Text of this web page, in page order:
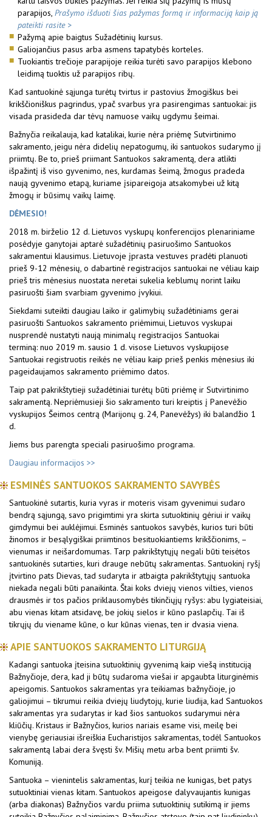
parapijos, Prašymo išduoti šias pažymas formą ir informaciją kaip ją
pateikti rasite >
Pažymą apie baigtus Sužadėtinių kursus.
Galiojančius pasus arba asmens tapatybės korteles.
Tuokiantis trečioje parapijoje reikia turėti savo parapijos klebono
leidimą tuoktis už parapijos ribų.
Kad santuokinė sąjunga turėtų tvirtus ir pastovius žmogiškus bei
krikščioniškus pagrindus, ypač svarbus yra pasirengimas santuokai: jis
visada prasideda dar tėvų namuose vaikų ugdymu šeimai.
Bažnyčia reikalauja, kad katalikai, kurie nėra priėmę Sutvirtinimo
sakramento, jeigu nėra didelių nepatogumų, iki santuokos sudarymo jį
priimtų. Be to, prieš priimant Santuokos sakramentą, dera atlikti
išpažintį iš viso gyvenimo, nes, kurdamas šeimą, žmogus pradeda
naują gyvenimo etapą, kuriame įsipareigoja atsakomybei už kitą
žmogų ir būsimų vaikų laimę.
DĖMESIO!
2018 m. birželio 12 d. Lietuvos vyskupų konferencijos plenariniame
posėdyje ganytojai aptarė sužadėtinių pasiruošimo Santuokos
sakramentui klausimus. Lietuvoje įprasta vestuves pradėti planuoti
prieš 9-12 mėnesių, o dabartinė registracijos santuokai ne vėliau kaip
prieš tris mėnesius nuostata neretai sukelia keblumų norint laiku
pasiruošti šiam svarbiam gyvenimo įvykiui.
Siekdami suteikti daugiau laiko ir galimybių sužadėtiniams gerai
pasiruošti Santuokos sakramento priėmimui, Lietuvos vyskupai
nusprendė nustatyti naują minimalų registracijos Santuokai
terminą: nuo 2019 m. sausio 1 d. visose Lietuvos vyskupijose
Santuokai registruotis reikės ne vėliau kaip prieš penkis mėnesius iki
pageidaujamos sakramento priėmimo datos.
Taip pat pakrikštytieji sužadėtiniai turėtų būti priėmę ir Sutvirtinimo
sakramentą. Nepriėmusieji šio sakramento turi kreiptis į Panevėžio
vyskupijos Šeimos centrą (Marijonų g. 24, Panevėžys) iki balandžio 1
d.
Jiems bus parengta speciali pasiruošimo programa.
Daugiau informacijos >>
ESMINĖS SANTUOKOS SAKRAMENTO SAVYBĖS
Santuokinė sutartis, kuria vyras ir moteris visam gyvenimui sudaro
bendrą sąjungą, savo prigimtimi yra skirta sutuoktinių gėriui ir vaikų
gimdymui bei auklėjimui. Esminės santuokos savybės, kurios turi būti
žinomos ir besąlygiškai priimtinos besituokiantiems krikščionims, –
vienumas ir neišardomumas. Tarp pakrikštytųjų negali būti teisėtos
santuokinės sutarties, kuri drauge nebūtų sakramentas. Santuokinį ryšį
įtvirtino pats Dievas, tad sudaryta ir atbaigta pakrikštytųjų santuoka
niekada negali būti panaikinta. Štai koks dviejų vienos vilties, vienos
drausmės ir tos pačios priklausomybės tikinčiųjų ryšys: abu lygiateisiai,
abu vienas kitam atsidavę, be jokių sielos ir kūno paslapčių. Tai iš
tikrųjų du viename kūne, o kur kūnas vienas, ten ir dvasia viena.
APIE SANTUOKOS SAKRAMENTO LITURGIJĄ
Kadangi santuoka įteisina sutuoktinių gyvenimą kaip viešą instituciją
Bažnyčioje, dera, kad ji būtų sudaroma viešai ir apgaubta liturginėmis
apeigomis. Santuokos sakramentas yra teikiamas bažnyčioje, jo
galiojimui – tikrumui reikia dviejų liudytojų, kurie liudija, kad Santuokos
sakramentas yra sudarytas ir kad šios santuokos sudarymui nėra
kliūčių. Kristaus ir Bažnyčios, kurios nariais esame visi, meilę bei
vienybę geriausiai išreiškia Eucharistijos sakramentas, todėl Santuokos
sakramentą labai dera švęsti šv. Mišių metu arba bent priimti šv.
Komuniją.
Santuoka – vienintelis sakramentas, kurį teikia ne kunigas, bet patys
sutuoktiniai vienas kitam. Santuokos apeigose dalyvaujantis kunigas
(arba diakonas) Bažnyčios vardu priima sutuoktinių sutikimą ir jiems